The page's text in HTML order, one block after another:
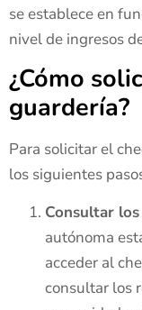
se establece en
nivel de ingresos
¿Cómo
guardería?
Para solicitar el
los siguientes
Consultar
autónoma
acceder al
consultar los